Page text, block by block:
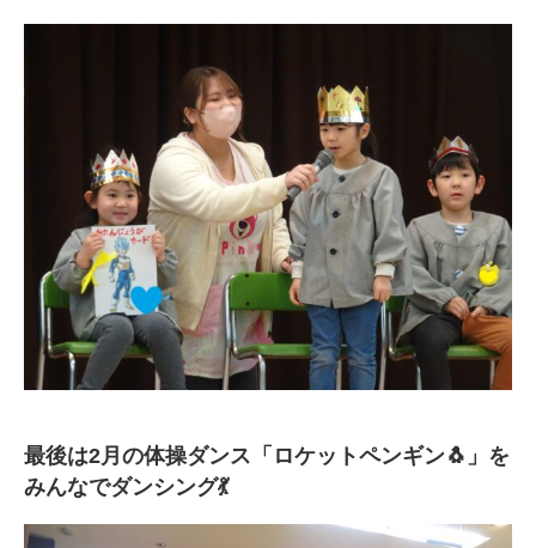
最後は2月の体操ダンス「ロケットペンギン🐧」を
みんなでダンシング💃